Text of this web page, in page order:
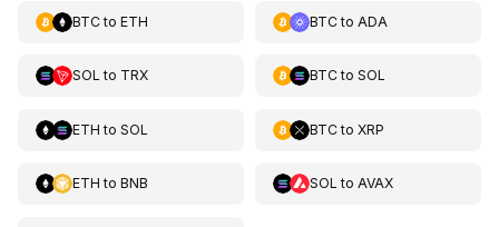
BTCto ETH BTCto ADA
SOL to TRX BTCto SOL
ETH to SOL BTCto XRP
ETH to BNB SOL to AVAX